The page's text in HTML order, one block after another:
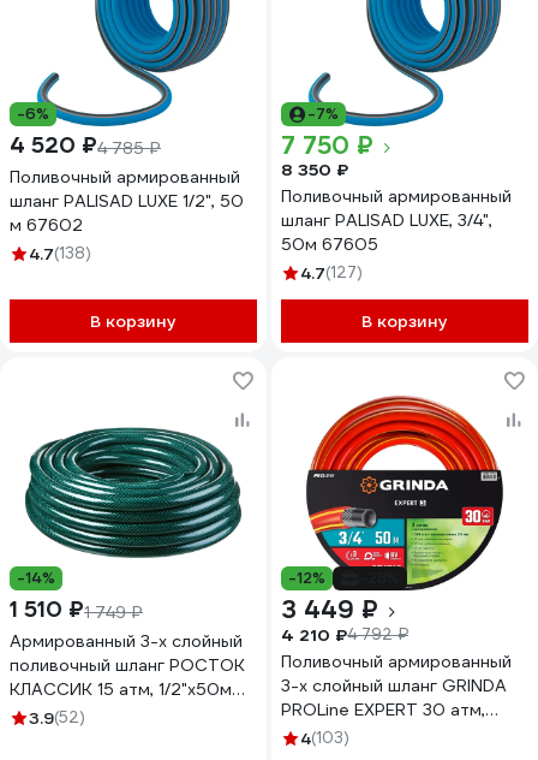
-6%
4 520 ₽4 785 ₽
Поливочный армированный
шланг PALISAD LUXE 1/2", 50
м 67602
4.7(138)
В корзину
-7%
7 750 ₽
8 350 ₽
Поливочный армированный
шланг PALISAD LUXE, 3/4",
50м 67605
4.7(127)
В корзину
-14%
1 510 ₽1 749 ₽
Армированный 3-х слойный
поливочный шланг РОСТОК
КЛАССИК 15 атм, 1/2"х50м
40308-1/2-50
3.9(52)
-12%
3 449 ₽
4 210 ₽4 792 ₽
Поливочный армированный
3-х слойный шланг GRINDA
PROLine EXPERT 30 атм,
3/4"х50м 8-429005-3/4-
4(103)